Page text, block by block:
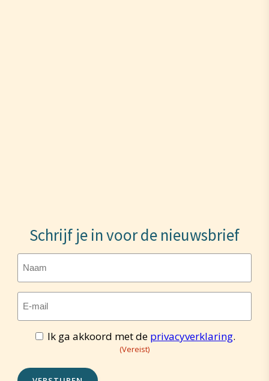
Schrijf je in voor de nieuwsbrief
Naam
E-
mailadres(Vereist)
Toestemming(Vereist)
Ik ga akkoord met de privacyverklaring.
(Vereist)